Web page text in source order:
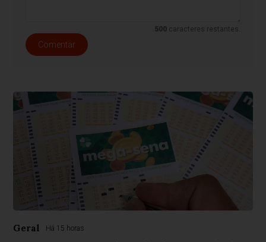
500 caracteres restantes.
Comentar
Geral Há 15 horas